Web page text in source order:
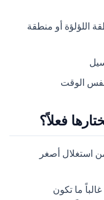
اللؤلؤة أو منطقة
الوقت
فعلاً؟
استغلال أصغر
غالباً ما تكون